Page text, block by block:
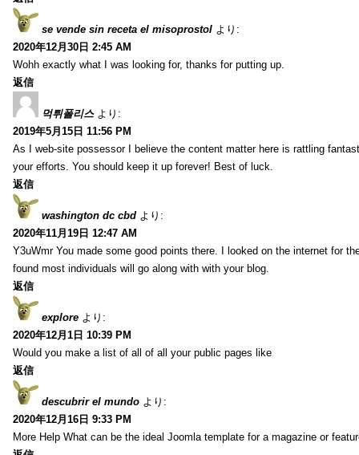
se vende sin receta el misoprostol より:
2020年12月30日 2:45 AM
Wohh exactly what I was looking for, thanks for putting up.
返信
먹튀폴리스 より:
2019年5月15日 11:56 PM
As I web-site possessor I believe the content matter here is rattling
your efforts. You should keep it up forever! Best of luck.
返信
washington dc cbd より:
2020年11月19日 12:47 AM
Y3uWmr You made some good points there. I looked on the internet for
found most individuals will go along with with your blog.
返信
explore より:
2020年12月1日 10:39 PM
Would you make a list of all of all your public pages like
返信
descubrir el mundo より:
2020年12月16日 9:33 PM
More Help What can be the ideal Joomla template for a magazine or